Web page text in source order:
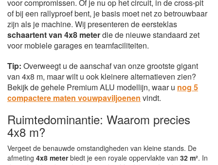
voor compromissen. Of je nu op het circuit, in de cross-pit
of bij een rallyproef bent, je basis moet net zo betrouwbaar
zijn als je machine. Wij presenteren de eersteklas
schaartent van 4x8 meterdie de nieuwe standaard zet
voor mobiele garages en teamfaciliteiten.
Tip: Overweegt u de aanschaf van onze grootste gigant
van 4x8 m, maar wilt u ook kleinere alternatieven zien?
Bekijk de gehele Premium ALU modellijn, waar u nog 5
compactere maten vouwpaviljoenen vindt.
Ruimtedominantie: Waarom precies
4x8 m?
Vergeet de benauwde omstandigheden van kleine stands. De
afmeting 4x8 meterbiedt je een royale oppervlakte van 32 m². In